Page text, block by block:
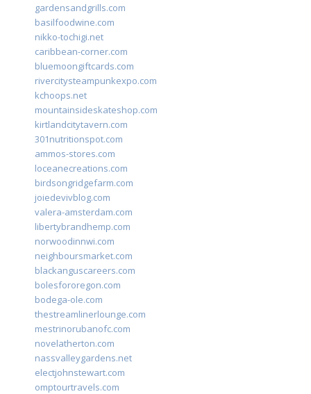
gardensandgrills.com
basilfoodwine.com
nikko-tochigi.net
caribbean-corner.com
bluemoongiftcards.com
rivercitysteampunkexpo.com
kchoops.net
mountainsideskateshop.com
kirtlandcitytavern.com
301nutritionspot.com
ammos-stores.com
loceanecreations.com
birdsongridgefarm.com
joiedevivblog.com
valera-amsterdam.com
libertybrandhemp.com
norwoodinnwi.com
neighboursmarket.com
blackanguscareers.com
bolesfororegon.com
bodega-ole.com
thestreamlinerlounge.com
mestrinorubanofc.com
novelatherton.com
nassvalleygardens.net
electjohnstewart.com
omptourtravels.com